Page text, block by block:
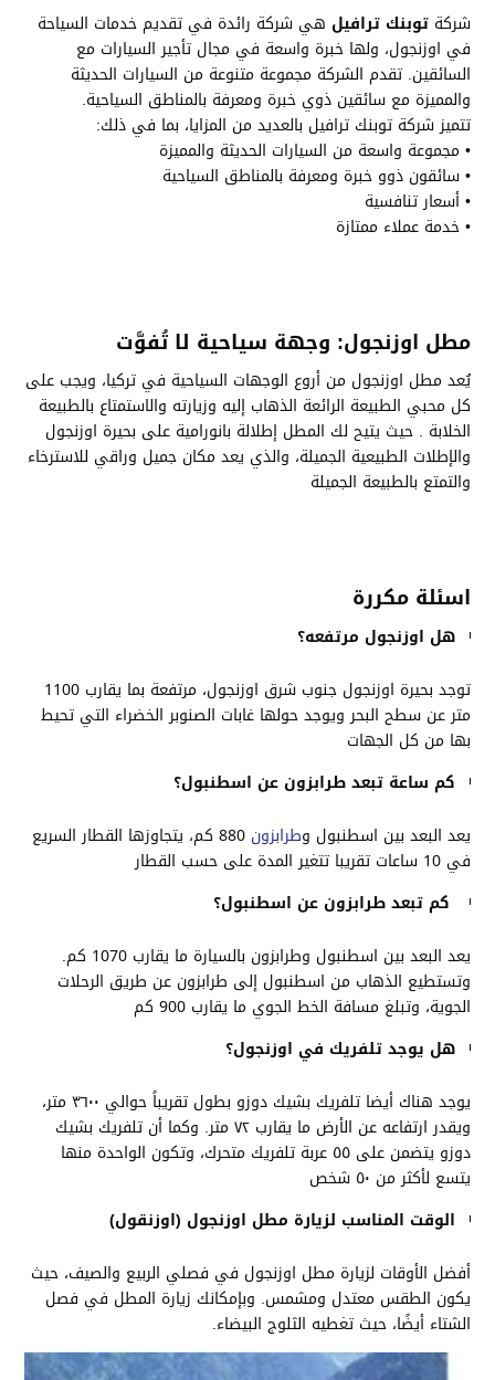
شركة توبنك ترافيل هي شركة رائدة في تقديم خدمات السياحة
في اوزنجول، ولها خبرة واسعة في مجال تأجير السيارات مع
السائقين. تقدم الشركة مجموعة متنوعة من السيارات الحديثة
والمميزة مع سائقين ذوي خبرة ومعرفة بالمناطق السياحية.
تتميز شركة توبنك ترافيل بالعديد من المزايا، بما في ذلك:
• مجموعة واسعة من السيارات الحديثة والمميزة
• سائقون ذوو خبرة ومعرفة بالمناطق السياحية
• أسعار تنافسية
• خدمة عملاء ممتازة
مطل اوزنجول: وجهة سياحية لا تُفوَّت
يُعد مطل اوزنجول من أروع الوجهات السياحية في تركيا، ويجب على
كل محبي الطبيعة الرائعة الذهاب إليه وزيارته والاستمتاع بالطبيعة
الخلابة . حيث يتيح لك المطل إطلالة بانورامية على بحيرة اوزنجول
والإطلات الطبيعية الجميلة، والذي يعد مكان جميل وراقي للاسترخاء
والتمتع بالطبيعة الجميلة
اسئلة مكررة
هل اوزنجول مرتفعه؟
توجد بحيرة اوزنجول جنوب شرق اوزنجول، مرتفعة بما يقارب 1100
متر عن سطح البحر ويوجد حولها غابات الصنوبر الخضراء التي تحيط
بها من كل الجهات
كم ساعة تبعد طرابزون عن اسطنبول؟
يعد البعد بين اسطنبول وطرابزون
880 كم، يتجاوزها القطار السريع
في 10 ساعات تقريبا تتغير المدة على حسب القطار
كم تبعد طرابزون عن اسطنبول؟
يعد البعد بين اسطنبول وطرابزون بالسيارة ما يقارب 1070 كم.
وتستطيع الذهاب من اسطنبول إلى طرابزون عن طريق الرحلات
الجوية، وتبلغ مسافة الخط الجوي ما يقارب 900 كم
هل يوجد تلفريك في اوزنجول؟
يوجد هناك أيضا تلفريك بشيك دوزو بطول تقريباً حوالي ٣٦٠٠ متر،
ويقدر ارتفاعه عن الأرض ما يقارب ٧٢ متر. وكما أن تلفريك بشيك
دوزو يتضمن على ٥٥ عربة تلفريك متحرك، وتكون الواحدة منها
يتسع لأكثر من ٥٠ شخص
الوقت المناسب لزيارة مطل اوزنجول (اوزنقول)
أفضل الأوقات لزيارة مطل اوزنجول في فصلي الربيع والصيف، حيث
يكون الطقس معتدل ومشمس. وبإمكانك زيارة المطل في فصل
الشتاء أيضًا، حيث تغطيه الثلوج البيضاء.